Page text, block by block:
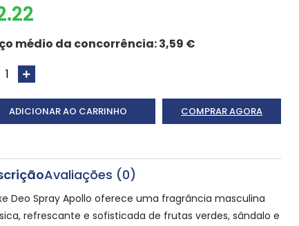
médio da concorrência:3,59 €
ADICIONAR AO CARRINHO COMPRAR AGORA
Avaliações (0)
Deo Spray Apollo oferece uma fragrância masculina
refrescante e sofisticada de frutas verdes, sândalo e